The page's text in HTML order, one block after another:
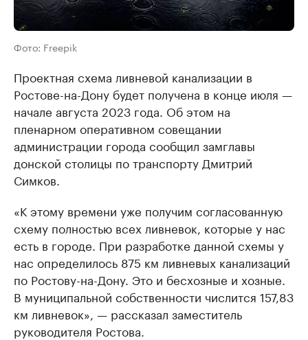
Фото: Freepik
Проектная схема ливневой канализации в
Ростове-на-Дону будет получена в конце июля —
начале августа 2023 года. Об этом на
пленарном оперативном совещании
администрации города сообщил замглавы
донской столицы по транспорту Дмитрий
Симков.
«К этому времени уже получим согласованную
схему полностью всех ливневок, которые у нас
есть в городе. При разработке данной схемы у
нас определилось 875 км ливневых канализаций
по Ростову-на-Дону. Это и бесхозные и хозные.
В муниципальной собственности числится 157,83
км ливневок», — рассказал заместитель
руководителя Ростова.